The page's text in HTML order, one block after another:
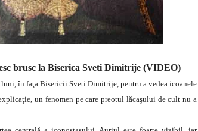
brusc la Biserica Sveti Dimitrije (VIDEO)
în faţa Bisericii Sveti Dimitrije, pentru a vedea icoanele
un fenomen pe care preotul lăcaşului de cult nu a